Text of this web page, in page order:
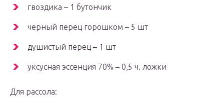
гвоздика – 1 бутончик
черный перец горошком – 5 шт
душистый перец – 1 шт
уксусная эссенция 70% – 0,5 ч. ложки
Для рассола: